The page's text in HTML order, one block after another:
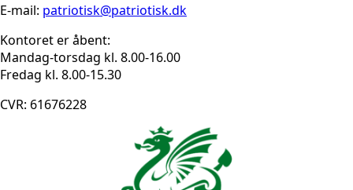
E-mail: patriotisk@patriotisk.dk
Kontoret er åbent:
Mandag-torsdag kl. 8.00-16.00
Fredag kl. 8.00-15.30
CVR: 61676228